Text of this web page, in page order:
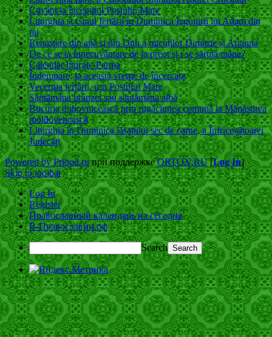
Cuvânt la începutul Postului Mare
Liturghia și Cinul Iertării în Duminica Izgonirii lui Adam din
rai
Renaștere din apă și din Duh a micuților Dimitrie și Arianna
De ce se ia binecuvântare de la preot şi i se sărută mâna?
Calendar liturgic-Parma
Îndemnare, la această vreme de încercare
Vecernia iertării, uşa Postului Mare
Săptămâna brânzei sau săptămâna albă
Bucuria duhovnicească prin rugăciunea comună la Mănăstirea
moldovenească
Liturghia în Duminica lăsatului sec de carne, a Înfricoșătoarei
Judecăți
Powered by Prihod.ruпри поддержкеORTOX.RU[Log In]
Skip to toolbar
Log In
Register
Православный календарь на сегодня
В-Православии.рф
Search